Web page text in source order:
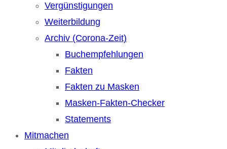
Vergünstigungen
Weiterbildung
Archiv (Corona-Zeit)
Buchempfehlungen
Fakten
Fakten zu Masken
Masken-Fakten-Checker
Statements
Mitmachen